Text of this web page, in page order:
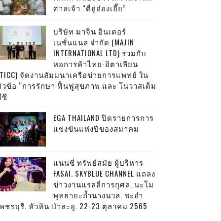
ศาลเจ้า “ตี่ฮู่อ๋องเอี๊ย”
บริษัท มาจิน อินเตอร์
เนชั่นแนล จำกัด (MAJIN
INTERNATIONAL LTD) ร่วมกับ
หอการค้าไทย-อิตาเลียน
จัดงานสัมมนาเครือข่ายการแพทย์ ใน
ข้อ “การรักษา ฟื้นฟูสุขภาพ และ โนวาสเต็ม
EGA THAILAND ปิดรายการการ
แข่งขันแห่งปีของสมาคม
แนนซี่ ทรัพย์สมัย ผู้บริหาร
FASAI. SKYBLUE CHANNEL แถลง
ข่าวงานแรลลี่การกุศล. นะโม
พุทธายะถ้ำนางนวล. ชะอำ
ชรบุรี. หัวหิน ป่าละอู. 22-23 ตุลาคม 2565